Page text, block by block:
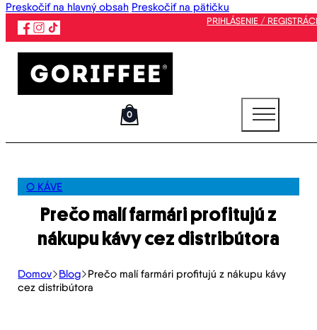
Preskočiť na hlavný obsah Preskočiť na pätičku
PRIHLÁSENIE /
0
O KÁVE
Prečo malí farmári profitujú z
nákupu kávy cez distribútora
Domov Blog Prečo malí farmári profitujú z nákupu kávy
cez distribútora